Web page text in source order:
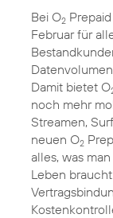
Bei O2Prepaid
Februar für
Damit bietet O
noch mehr
Streamen,
neuen O2
alles, was
Leben